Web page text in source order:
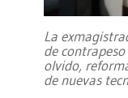
La
de
olvido,
de nuevas